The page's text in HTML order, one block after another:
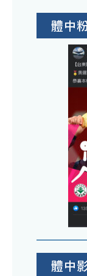
體中
體中